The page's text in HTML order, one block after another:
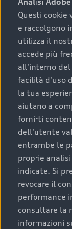
2 Modelli
Q2
2 Modelli
Q3
Analisi Adobe
Questi cookie
e raccolgono
utilizza il
accede più
all'interno del
facilità d'uso
la tua
aiutano a
fornirti
dell'utente
entrambe le
proprie
indicate. Si
revocare il
performance
consultare la
informazioni